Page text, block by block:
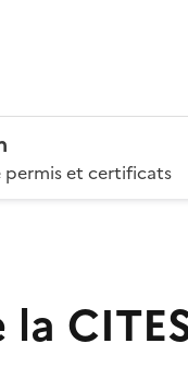
permis et certificats